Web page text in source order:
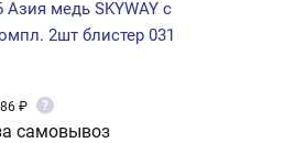
медь SKYWAY с
2шт блистер 031
₽ ?
самовывоз